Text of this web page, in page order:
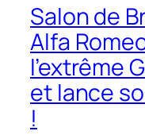
Salon de
Alfa
l’extrême
et lance
!